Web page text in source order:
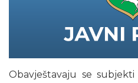
Obavještavaju se